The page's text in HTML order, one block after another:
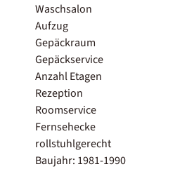
Waschsalon
Aufzug
Gepäckraum
Gepäckservice
Anzahl Etagen
Rezeption
Roomservice
Fernsehecke
rollstuhlgerecht
Baujahr: 1981-1990